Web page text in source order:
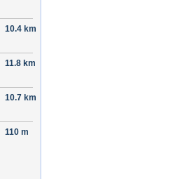
10.4 km
11.8 km
10.7 km
110 m